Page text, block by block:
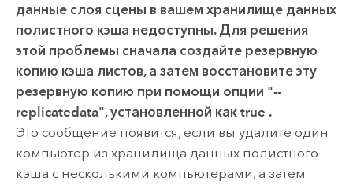
данные слоя сцены в вашем хранилище данных
полистного кэша недоступны. Для решения
этой проблемы сначала создайте резервную
копию кэша листов, а затем восстановите эту
резервную копию при помощи опции "--
replicatedata", установленной как true .
Это сообщение появится, если вы удалите один
компьютер из хранилища данных полистного
кэша с несколькими компьютерами, а затем